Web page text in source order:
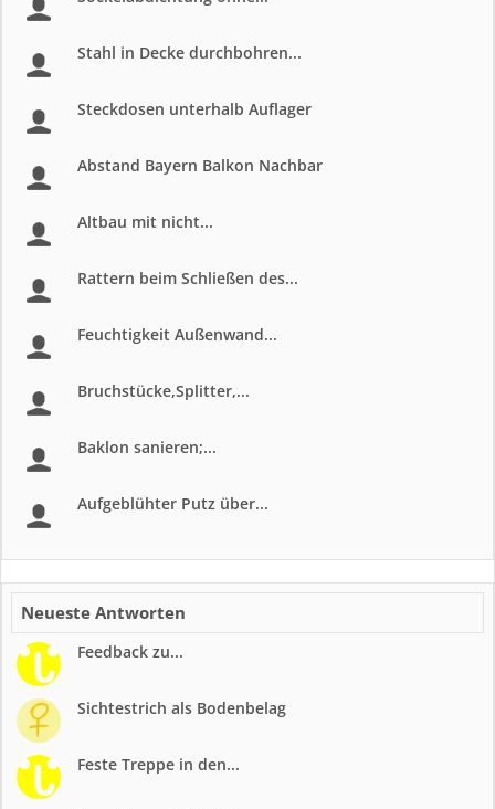
Stahl in Decke durchbohren...
Steckdosen unterhalb Auflager
Abstand Bayern Balkon Nachbar
Altbau mit nicht...
Rattern beim Schließen des...
Feuchtigkeit Außenwand...
Bruchstücke,Splitter,...
Baklon sanieren;...
Aufgeblühter Putz über...
Neueste Antworten
Feedback zu...
Sichtestrich als Bodenbelag
Feste Treppe in den...